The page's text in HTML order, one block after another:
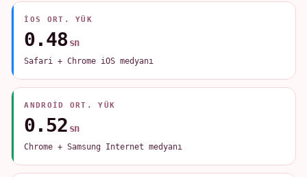
IOS ORT. YÜK
0.48 sn
Safari + Chrome iOS medyanı
ANDROID ORT. YÜK
0.52 sn
Chrome + Samsung Internet medyanı